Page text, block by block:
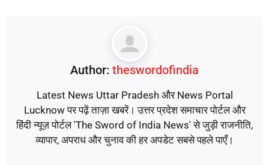
Author: theswordofindia
Latest News Uttar Pradesh और News Portal
Lucknow पर पढ़ें ताज़ा खबरें। उत्तर प्रदेश समाचार पोर्टल और
हिंदी न्यूज़ पोर्टल 'The Sword of India News' से जुड़ी राजनीति,
व्यापार, अपराध और चुनाव की हर अपडेट सबसे पहले पाएँ।